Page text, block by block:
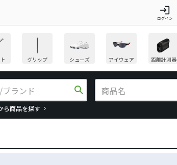
login
ログイン
グリップ シューズ アイウェア 距離計測器
search
ら商品を探す